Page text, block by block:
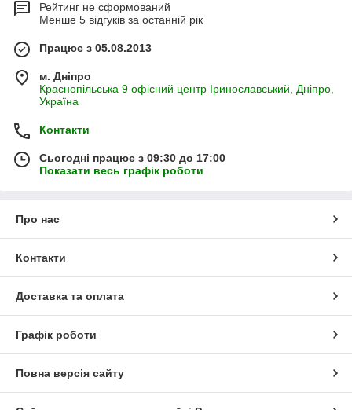
Рейтинг не сформований
Менше 5 відгуків за останній рік
Працює з 05.08.2013
м. Дніпро
Краснопільська 9 офісний центр Іринославський, Дніпро,
Україна
Контакти
Сьогодні працює з 09:30 до 17:00
Показати весь графік роботи
Про нас
Контакти
Доставка та оплата
Графік роботи
Повна версія сайту